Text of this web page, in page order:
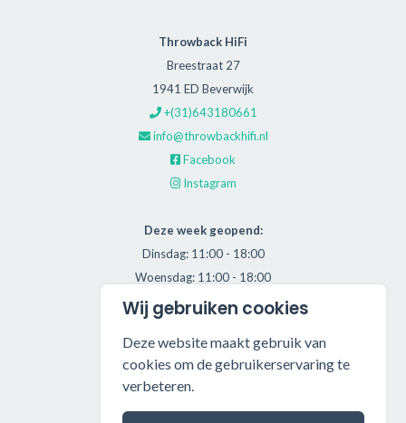
Throwback HiFi
Breestraat 27
1941 ED Beverwijk
+(31)643180661
info@throwbackhifi.nl
Facebook
Instagram
Deze week geopend:
Dinsdag: 11:00 - 18:00
Woensdag: 11:00 - 18:00
Donderdag: 11:00 - 21:00
Zaterdag: 11:00 - 17:00
Alle getoonde prijzen zijn incl. BTW.
Algemene Voorwaarden
Wij gebruiken cookies
Deze website maakt gebruik van
cookies om de gebruikerservaring te
verbeteren.